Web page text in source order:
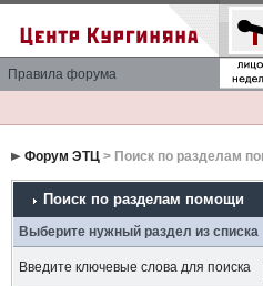
Правила форума
Форум ЭТЦ> Поиск по разделам
Поиск по разделам помощи
Выберите нужный раздел из списка
Введите ключевые слова для поиска